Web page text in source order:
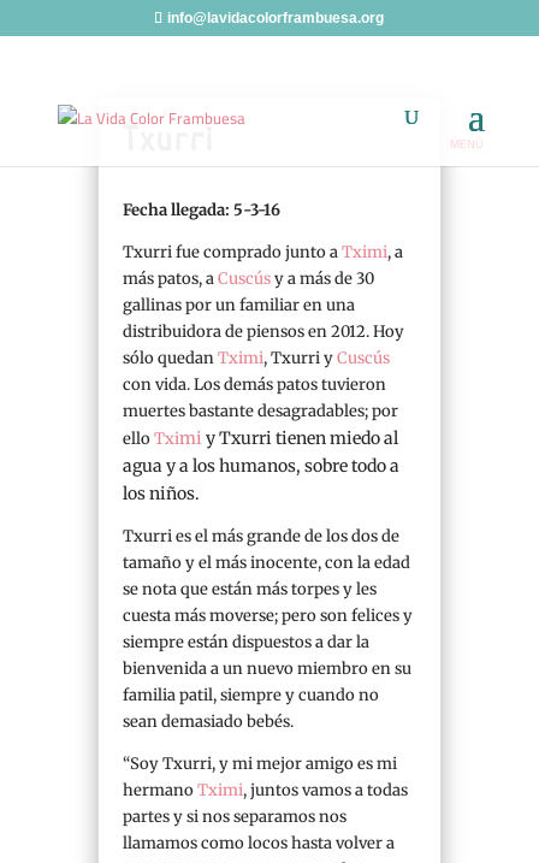
info@lavidacolorframbuesa.org
Fecha llegada: 5-3-16
Txurri fue comprado junto aTximi, a
más patos, aCuscúsy a más de 30
gallinas por un familiar en una
distribuidora de piensos en 2012. Hoy
sólo quedanTximi, Txurri yCuscús
con vida. Los demás patos tuvieron
muertes bastante desagradables; por
elloTximi y Txurri tienen miedo al
agua y a los humanos, sobre todo a
los niños.
Txurri es el más grande de los dos de
tamaño y el más inocente, con la edad
se nota que están más torpes y les
cuesta más moverse; pero son felices y
siempre están dispuestos a dar la
bienvenida a un nuevo miembro en su
familia patil, siempre y cuando no
sean demasiado bebés.
“Soy Txurri, y mi mejor amigo es mi
hermanoTximi, juntos vamos a todas
partes y si nos separamos nos
llamamos como locos hasta volver a